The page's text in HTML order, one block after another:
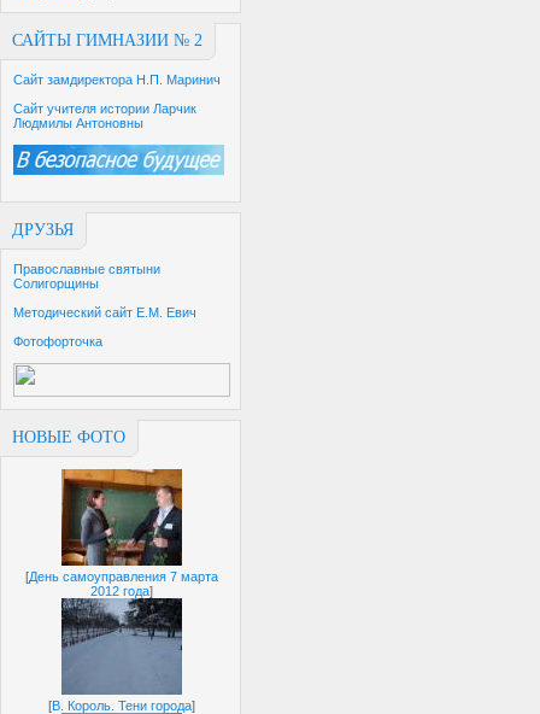
САЙТЫ ГИМНАЗИИ № 2
Сайт замдиректора Н.П. Маринич
Сайт учителя истории Ларчик
Людмилы Антоновны
ДРУЗЬЯ
Православные святыни
Солигорщины
Методический сайт Е.М. Евич
Фотофорточка
НОВЫЕ ФОТО
[День самоуправления 7 марта
2012 года]
[В. Король. Тени города]